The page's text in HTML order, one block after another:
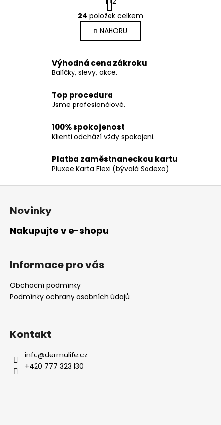
O
v
l
á
a
c
p
r
k
y
ý
p
i
t
r
á
n
k
v
á
24 položek celkem
NAHORU
Výhodná cena zákroku
Balíčky, slevy, akce.
Top procedura
Jsme profesionálové.
100% spokojenost
Klienti odchází vždy spokojeni.
Platba zaměstnaneckou kartu
Pluxee Karta Flexi (bývalá Sodexo)
Z
Novinky
Nakupujte v e-shopu
Informace pro vás
Obchodní podmínky
Podmínky ochrany osobních údajů
Kontakt
info@dermalife.cz
+420 777 323 130